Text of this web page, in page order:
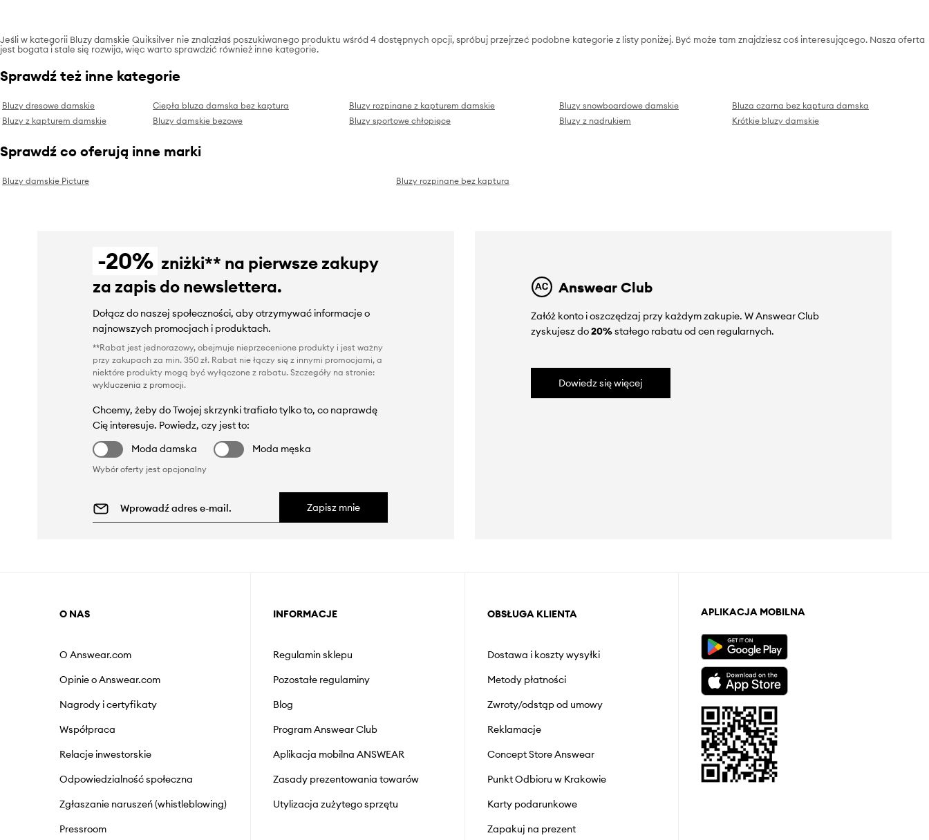
Jeśli w kategorii Bluzy damskie Quiksilver nie znalazłaś poszukiwanego produktu wśród 4 dostępnych opcji, spróbuj przejrzeć podobne kategorie z listy poniżej. Być może tam znajdziesz coś interesującego. Nasza oferta
jest bogata i stale się rozwija, więc warto sprawdzić również inne kategorie.
Sprawdź też inne kategorie
Bluzy dresowe damskie Ciepła bluza damska bez kaptura Bluzy rozpinane z kapturem damskie Bluzy snowboardowe damskie
Bluza czarna bez kaptura damska
Bluzy z kapturem damskie
Bluzy damskie bezowe Bluzy sportowe chłopięce Bluzy z nadrukiem Krótkie bluzy damskie
Sprawdź co oferują inne marki
Bluzy damskie Picture Bluzy rozpinane bez kaptura
-20% zniżki** na pierwsze zakupy
za zapis do newslettera.
Dołącz do naszej społeczności, aby otrzymywać informacje o
najnowszych promocjach i produktach.
**Rabat jest jednorazowy, obejmuje nieprzecenione produkty i jest ważny
przy zakupach za min. 350 zł. Rabat nie łączy się z innymi promocjami, a
niektóre produkty mogą być wyłączone z rabatu. Szczegóły na stronie:
wykluczenia z promocji.
Chcemy, żeby do Twojej skrzynki trafiało tylko to, co naprawdę
Cię interesuje. Powiedz, czy jest to:
Moda damska
Moda męska
Wybór oferty jest opcjonalny
Zapisz mnie
Answear Club
Załóż konto i oszczędzaj przy każdym zakupie. W Answear Club
zyskujesz do20%stałego rabatu od cen regularnych.
Dowiedz się więcej
O NAS
O Answear.com
Opinie o Answear.com
Nagrody i certyfikaty
Współpraca
Relacje inwestorskie
Odpowiedzialność społeczna
Zgłaszanie naruszeń (whistleblowing)
Pressroom
INFORMACJE
Regulamin sklepu
Pozostałe regulaminy
Blog
Program Answear Club
Aplikacja mobilna ANSWEAR
Zasady prezentowania towarów
Utylizacja zużytego sprzętu
OBSŁUGA KLIENTA
Dostawa i koszty wysyłki
Metody płatności
Zwroty/odstąp od umowy
Reklamacje
Concept Store Answear
Punkt Odbioru w Krakowie
Karty podarunkowe
Zapakuj na prezent
APLIKACJA MOBILNA